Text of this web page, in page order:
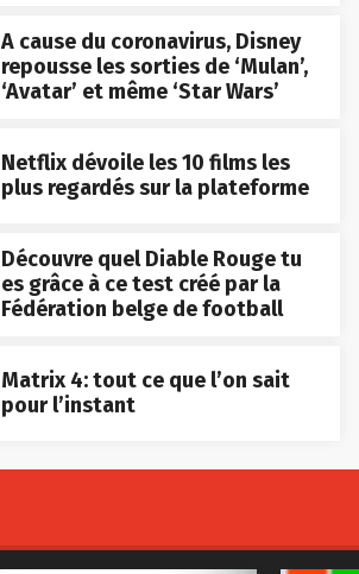
A cause du coronavirus, Disney
repousse les sorties de ‘Mulan’,
‘Avatar’ et même ‘Star Wars’
Netflix dévoile les 10 films les
plus regardés sur la plateforme
Découvre quel Diable Rouge tu
es grâce à ce test créé par la
Fédération belge de football
Matrix 4: tout ce que l’on sait
pour l’instant